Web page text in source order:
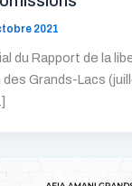
2021
du Rapport de la
des Grands-Lacs